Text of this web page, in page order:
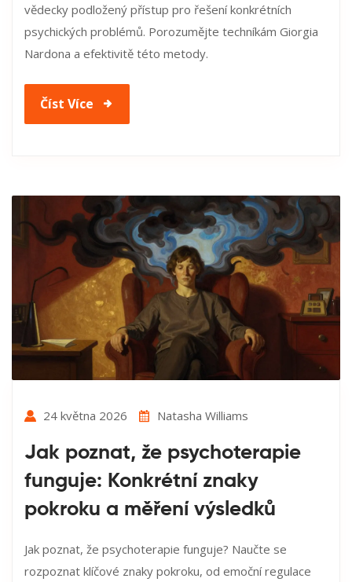
vědecky podložený přístup pro řešení konkrétních
psychických problémů. Porozumějte techníkám Giorgia
Nardona a efektivitě této metody.
Číst Více
24 května 2026 Natasha Williams
Jak poznat, že psychoterapie
funguje: Konkrétní znaky
pokroku a měření výsledků
Jak poznat, že psychoterapie funguje? Naučte se
rozpoznat klíčové znaky pokroku, od emoční regulace